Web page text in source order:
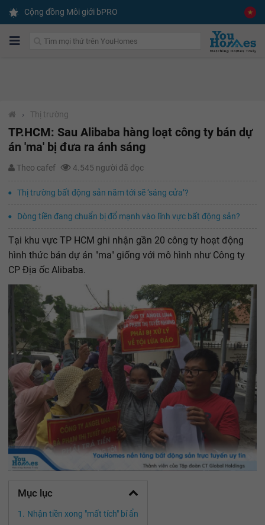
Cộng đồng Môi giới bPRO
› Thị trường
TP.HCM: Sau Alibaba hàng loạt công ty bán dự
án 'ma' bị đưa ra ánh sáng
Theo cafef 4.545 người đã đọc
Thị trường bất động sản năm tới sẽ ‘sáng cửa’?
Dòng tiền đang chuẩn bị đổ mạnh vào lĩnh vực bất động sản?
Tại khu vực TP HCM ghi nhận gần 20 công ty hoạt động
hình thức bán dự án "ma" giống với mô hình như Công ty
CP Địa ốc Alibaba.
Mục lục
Nhận tiền xong "mất tích" bí ẩn